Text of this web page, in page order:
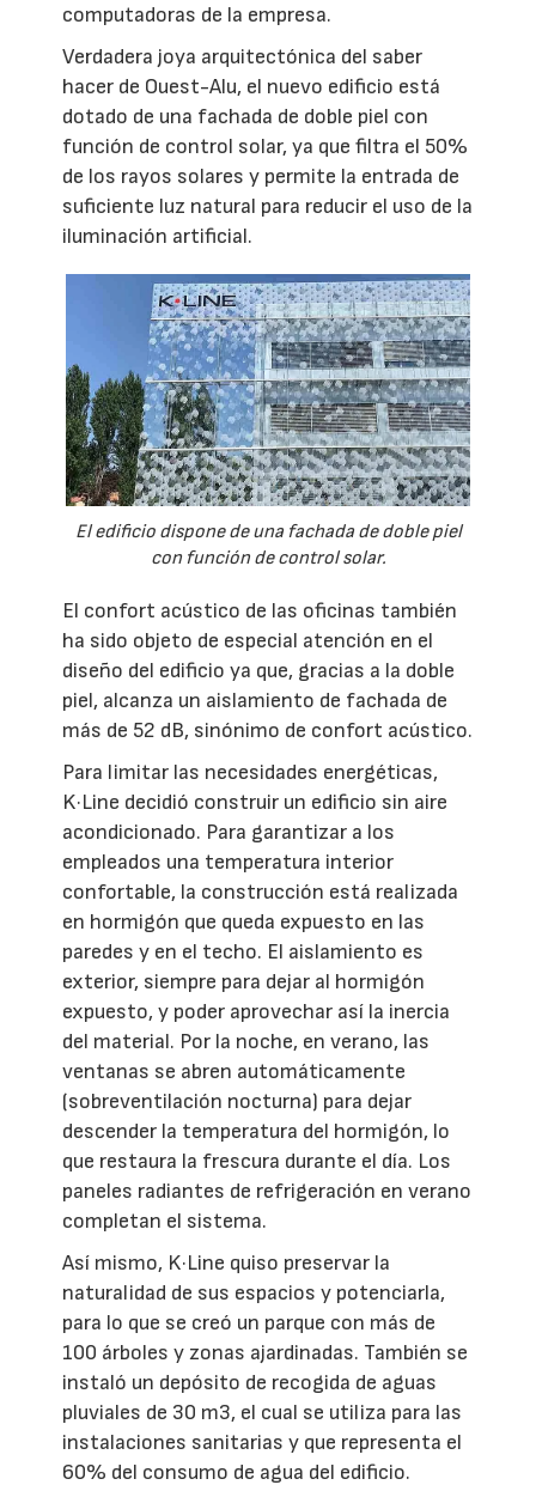
computadoras de la empresa.
Verdadera joya arquitectónica del saber
hacer de Ouest-Alu, el nuevo edificio está
dotado de una fachada de doble piel con
función de control solar, ya que filtra el 50%
de los rayos solares y permite la entrada de
suficiente luz natural para reducir el uso de la
iluminación artificial.
El edificio dispone de una fachada de doble piel
con función de control solar.
El confort acústico de las oficinas también
ha sido objeto de especial atención en el
diseño del edificio ya que, gracias a la doble
piel, alcanza un aislamiento de fachada de
más de 52 dB, sinónimo de confort acústico.
Para limitar las necesidades energéticas,
K·Line decidió construir un edificio sin aire
acondicionado. Para garantizar a los
empleados una temperatura interior
confortable, la construcción está realizada
en hormigón que queda expuesto en las
paredes y en el techo. El aislamiento es
exterior, siempre para dejar al hormigón
expuesto, y poder aprovechar así la inercia
del material. Por la noche, en verano, las
ventanas se abren automáticamente
(sobreventilación nocturna) para dejar
descender la temperatura del hormigón, lo
que restaura la frescura durante el día. Los
paneles radiantes de refrigeración en verano
completan el sistema.
Así mismo, K·Line quiso preservar la
naturalidad de sus espacios y potenciarla,
para lo que se creó un parque con más de
100 árboles y zonas ajardinadas. También se
instaló un depósito de recogida de aguas
pluviales de 30 m3, el cual se utiliza para las
instalaciones sanitarias y que representa el
60% del consumo de agua del edificio.